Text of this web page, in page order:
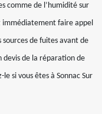
comme de l’humidité sur
immédiatement faire appel
de fuites avant de
devis de la réparation de
si vous êtes à Sonnac Sur